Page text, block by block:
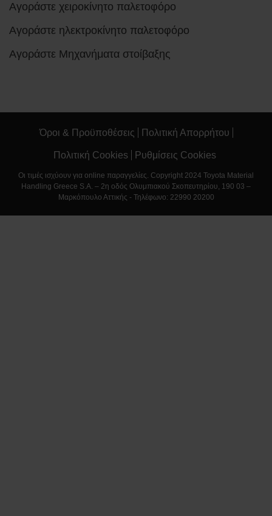
Αγοράστε χειροκίνητο παλετοφόρο
Αγοράστε ηλεκτροκίνητο παλετοφόρο
Αγοράστε Μηχανήματα στοίβαξης
Όροι & Προϋποθέσεις Πολιτική Απορρήτου
Πολιτική Cookies Ρυθμίσεις Cookies
Οι τιμές ισχύουν για online παραγγελίες. Copyright 2024 Toyota Material
Handling Greece S.A. – 2η οδός Ολυμπιακού Σκοπευτηρίου, 190 03 –
Μαρκόπουλο Αττικής - Τηλέφωνο: 22990 20200